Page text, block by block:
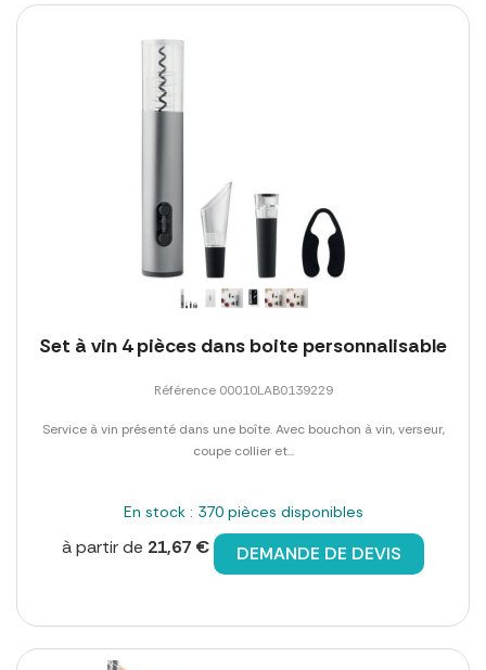
Set à vin 4 pièces dans boite personnalisable
Référence 00010LAB0139229
Service à vin présenté dans une boîte. Avec bouchon à vin, verseur,
coupe collier et...
En stock : 370 pièces disponibles
à partir de 21,67 € DEMANDE DE DEVIS